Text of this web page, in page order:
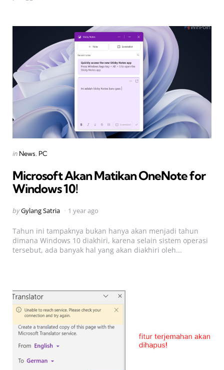
Categories
Posted
in News PC
Microsoft Akan Matikan OneNote for
Windows 10!
Posted
byGylang Satria 1 year ago
Tahun ini tampaknya bukan hanya akan menjadi tahun
dimana Windows 10 diakhiri, karena selain sistem operasi
tersebut, ada banyak hal yang akan diakhiri oleh...